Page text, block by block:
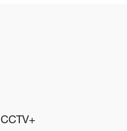
CCTV+